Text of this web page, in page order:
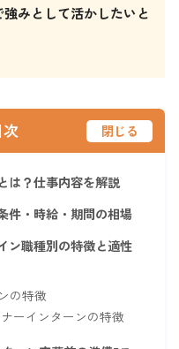
みとして活かしたいと
次 閉じる
は？仕事内容を解説
件・時給・期間の相場
ン職種別の特徴と適性
の特徴
ーインターンの特徴